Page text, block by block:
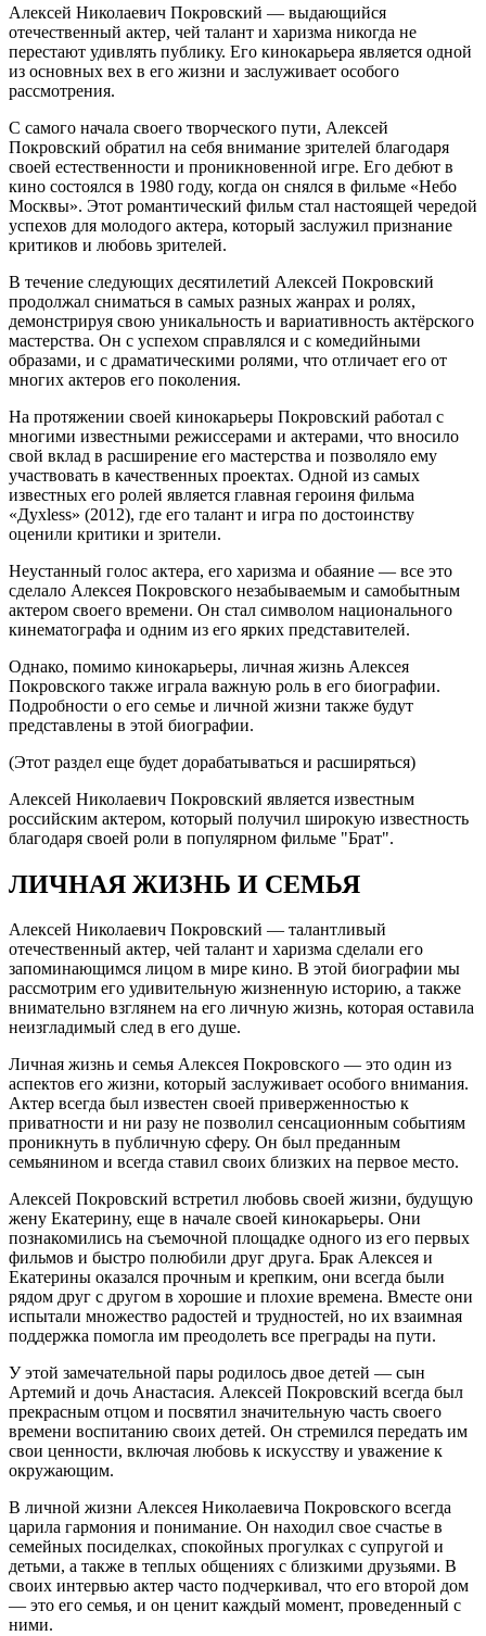
Алексей Николаевич Покровский — выдающийся
отечественный актер, чей талант и харизма никогда не
перестают удивлять публику. Его кинокарьера является одной
из основных вех в его жизни и заслуживает особого
рассмотрения.
С самого начала своего творческого пути, Алексей
Покровский обратил на себя внимание зрителей благодаря
своей естественности и проникновенной игре. Его дебют в
кино состоялся в 1980 году, когда он снялся в фильме «Небо
Москвы». Этот романтический фильм стал настоящей чередой
успехов для молодого актера, который заслужил признание
критиков и любовь зрителей.
В течение следующих десятилетий Алексей Покровский
продолжал сниматься в самых разных жанрах и ролях,
демонстрируя свою уникальность и вариативность актёрского
мастерства. Он с успехом справлялся и с комедийными
образами, и с драматическими ролями, что отличает его от
многих актеров его поколения.
На протяжении своей кинокарьеры Покровский работал с
многими известными режиссерами и актерами, что вносило
свой вклад в расширение его мастерства и позволяло ему
участвовать в качественных проектах. Одной из самых
известных его ролей является главная героиня фильма
«Духless» (2012), где его талант и игра по достоинству
оценили критики и зрители.
Неустанный голос актера, его харизма и обаяние — все это
сделало Алексея Покровского незабываемым и самобытным
актером своего времени. Он стал символом национального
кинематографа и одним из его ярких представителей.
Однако, помимо кинокарьеры, личная жизнь Алексея
Покровского также играла важную роль в его биографии.
Подробности о его семье и личной жизни также будут
представлены в этой биографии.
(Этот раздел еще будет дорабатываться и расширяться)
Алексей Николаевич Покровский является известным
российским актером, который получил широкую известность
благодаря своей роли в популярном фильме "Брат".
ЛИЧНАЯ ЖИЗНЬ И СЕМЬЯ
Алексей Николаевич Покровский — талантливый
отечественный актер, чей талант и харизма сделали его
запоминающимся лицом в мире кино. В этой биографии мы
рассмотрим его удивительную жизненную историю, а также
внимательно взглянем на его личную жизнь, которая оставила
неизгладимый след в его душе.
Личная жизнь и семья Алексея Покровского — это один из
аспектов его жизни, который заслуживает особого внимания.
Актер всегда был известен своей приверженностью к
приватности и ни разу не позволил сенсационным событиям
проникнуть в публичную сферу. Он был преданным
семьянином и всегда ставил своих близких на первое место.
Алексей Покровский встретил любовь своей жизни, будущую
жену Екатерину, еще в начале своей кинокарьеры. Они
познакомились на съемочной площадке одного из его первых
фильмов и быстро полюбили друг друга. Брак Алексея и
Екатерины оказался прочным и крепким, они всегда были
рядом друг с другом в хорошие и плохие времена. Вместе они
испытали множество радостей и трудностей, но их взаимная
поддержка помогла им преодолеть все преграды на пути.
У этой замечательной пары родилось двое детей — сын
Артемий и дочь Анастасия. Алексей Покровский всегда был
прекрасным отцом и посвятил значительную часть своего
времени воспитанию своих детей. Он стремился передать им
свои ценности, включая любовь к искусству и уважение к
окружающим.
В личной жизни Алексея Николаевича Покровского всегда
царила гармония и понимание. Он находил свое счастье в
семейных посиделках, спокойных прогулках с супругой и
детьми, а также в теплых общениях с близкими друзьями. В
своих интервью актер часто подчеркивал, что его второй дом
— это его семья, и он ценит каждый момент, проведенный с
ними.